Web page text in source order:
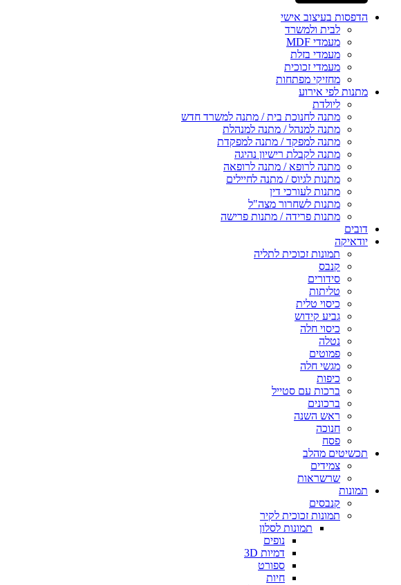
הדפסות בעיצוב אישי
לבית ולמשרד
מעמדי MDF
מעמדי בזלת
מעמדי זכוכית
מחזיקי מפתחות
מתנות לפי אירוע
ליולדת
מתנה לחנוכת בית / מתנה למשרד חדש
מתנה למנהל / מתנה למנהלת
מתנה למפקד / מתנה למפקדת
מתנה לקבלת רישיון נהיגה
מתנה לרופא / מתנה לרופאה
מתנות לגיוס / מתנה לחיילים
מתנות לעורכי דין
מתנות לשחרור מצה"ל
מתנות פרידה / מתנות פרישה
דובים
יודאיקה
תמונות זכוכית לתליה
קנבס
סידורים
טליתות
כיסוי טלית
גביע קידוש
כיסוי חלה
נטלה
פמוטים
מגשי חלה
כיפות
ברכות עם סטייל
ברכונים
ראש השנה
חנוכה
פסח
תכשיטים מהלב
צמידים
שרשראות
תמונות
קנבסים
תמונות זכוכית לקיר
תמונות לסלון
נופים
דמיות 3D
ספורט
חיות